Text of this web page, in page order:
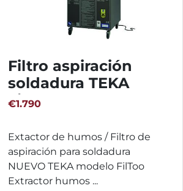
Filtro aspiración
soldadura TEKA
Filtoo + Brazo
€1.790
Extactor de humos / Filtro de
aspiración para soldadura
NUEVO TEKA modelo FilToo
Extractor humos ...